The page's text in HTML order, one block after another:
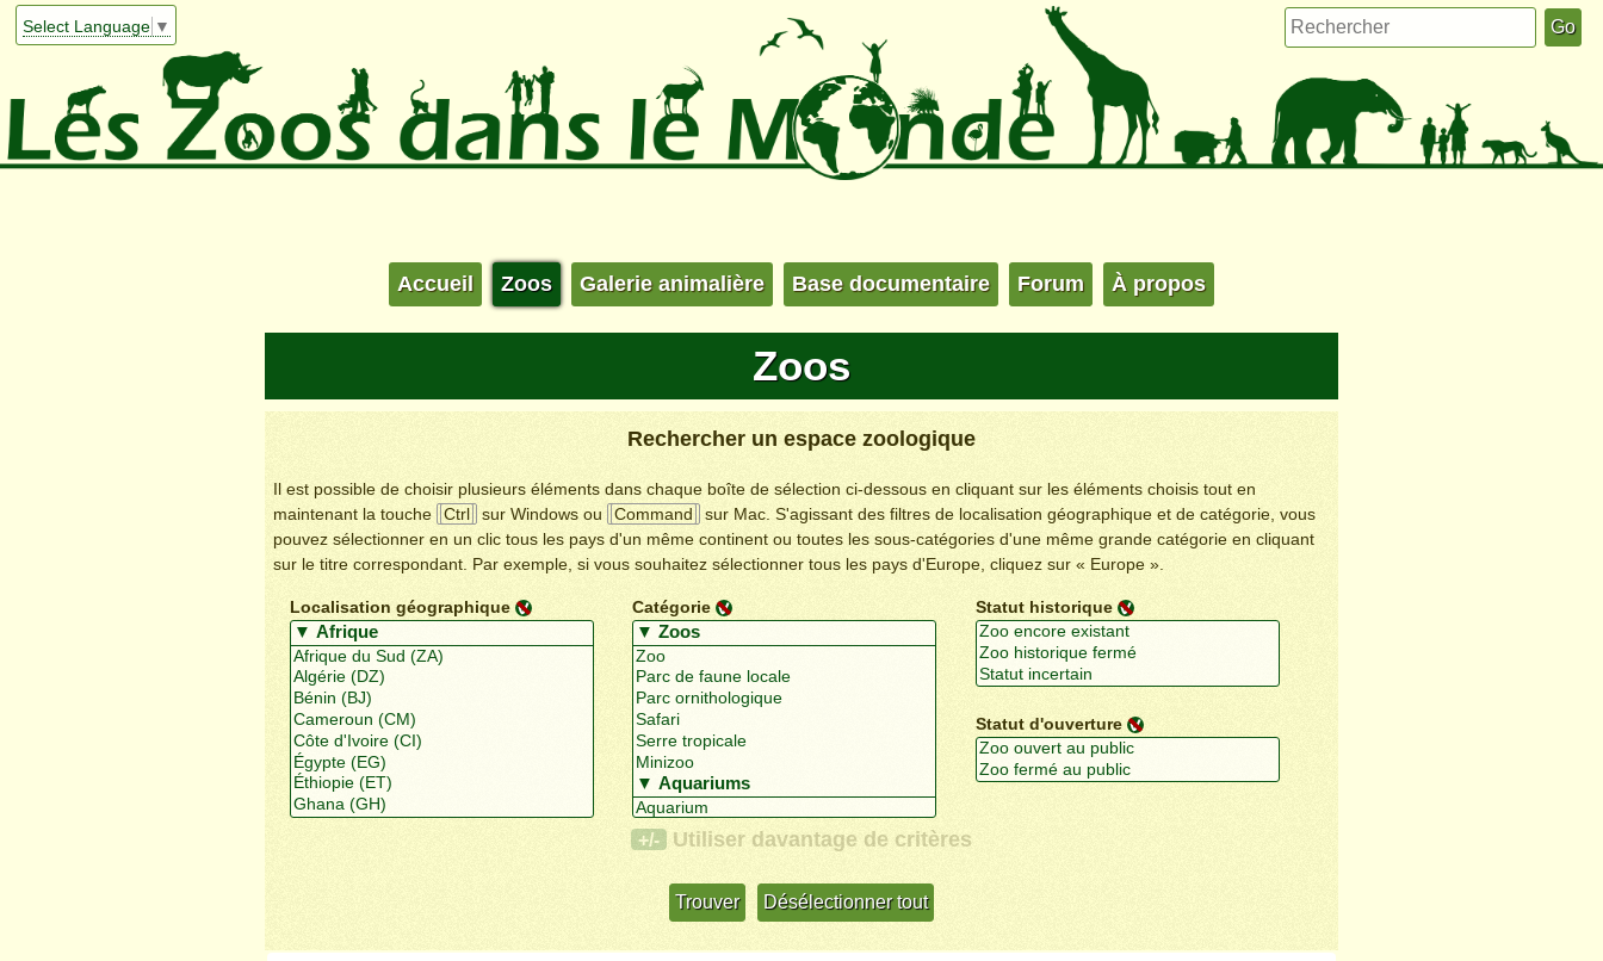
Select Language ▼
Accueil Zoos Galerie animalière Base documentaire Forum À propos
Zoos
Rechercher un espace zoologique
Il est possible de choisir plusieurs éléments dans chaque boîte de sélection ci-dessous en cliquant sur les éléments choisis tout en
maintenant la touche
Ctrl sur Windows ou Command
sur Mac. S'agissant des filtres de localisation géographique et de catégorie, vous
pouvez sélectionner en un clic tous les pays d'un même continent ou toutes les sous-catégories d'une même grande catégorie en cliquant
sur le titre correspondant. Par exemple, si vous souhaitez sélectionner tous les pays d'Europe, cliquez sur « Europe ».
Localisation géographique Catégorie Statut historique
Statut d'ouverture
+/- Utiliser davantage de critères